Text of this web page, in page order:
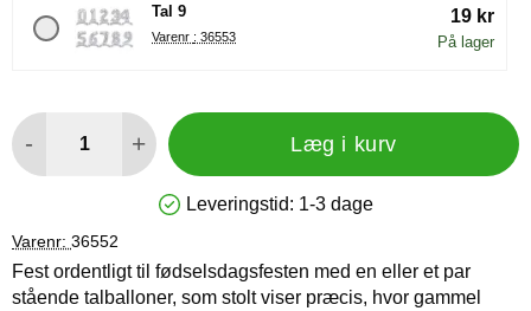
Tal 9
Varenr : 36553
19 kr
På lager
- + Læg i kurv
Produkttilgængelighed: På lager
Leveringstid: 1-3 dage
Varenr: 36552
Fest ordentligt til fødselsdagsfesten med en eller et par
stående talballoner, som stolt viser præcis, hvor gammel